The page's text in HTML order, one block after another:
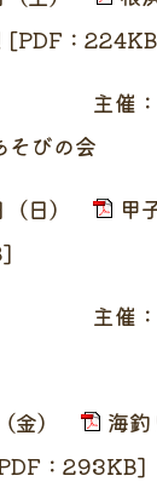
[PDF：
リア
そびの会
日）
甲
般社
金）
海
：293KB]